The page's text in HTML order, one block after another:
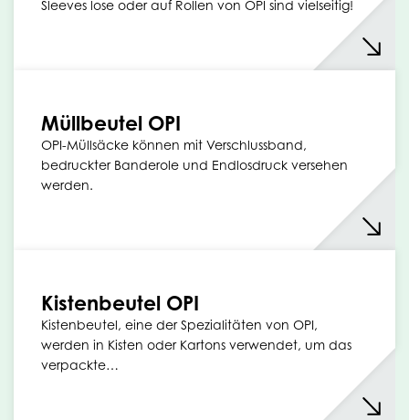
Sleeves lose oder auf Rollen von OPI sind vielseitig!
Müllbeutel OPI
OPI-Müllsäcke können mit Verschlussband,
bedruckter Banderole und Endlosdruck versehen
werden.
Kistenbeutel OPI
Kistenbeutel, eine der Spezialitäten von OPI,
werden in Kisten oder Kartons verwendet, um das
verpackte…